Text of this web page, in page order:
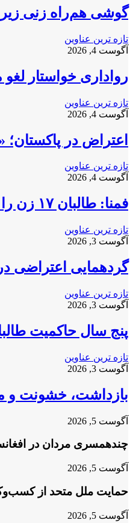
گوشی هم‌راه زنی زیر
تازه ترین عناوین
آگوست 4, 2026
رواداری خواستار
تازه ترین عناوین
آگوست 4, 2026
اعتراض در
تازه ترین عناوین
آگوست 4, 2026
فمنا: طالبان ۱۷ زن را در هرات بازداشت کرد
تازه ترین عناوین
آگوست 3, 2026
گردهمایی اعتراضی
تازه ترین عناوین
آگوست 3, 2026
پنج سال حاکمیت
تازه ترین عناوین
آگوست 3, 2026
بازداشت، خشونت و
آگوست 5, 2026
چندهمسری مردان در
آگوست 5, 2026
حمایت ملل متحد از
آگوست 5, 2026